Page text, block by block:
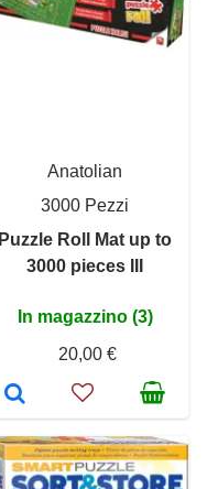
Anatolian
3000 Pezzi
Puzzle Roll Mat up to
3000 pieces III
In magazzino (3)
20,00 €